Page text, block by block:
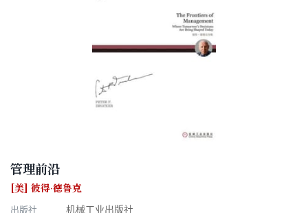
管理前沿
[美] 彼得·德鲁克
出版社
机械工业出版社